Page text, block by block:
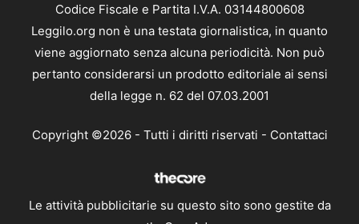
Codice Fiscale e Partita I.V.A. 03144800608
Leggilo.org non è una testata giornalistica, in quanto
viene aggiornato senza alcuna periodicità. Non può
pertanto considerarsi un prodotto editoriale ai sensi
della legge n. 62 del 07.03.2001
Copyright ©2026 - Tutti i diritti riservati - Contattaci
Le attività pubblicitarie su questo sito sono gestite da